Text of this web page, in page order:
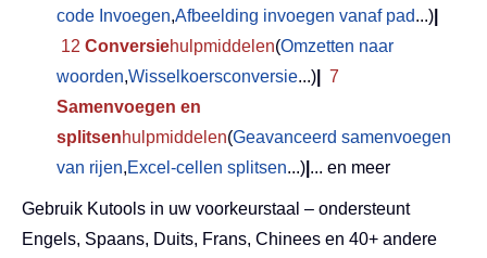
code Invoegen,Afbeelding invoegen vanaf pad...)
12 Conversiehulpmiddelen(Omzetten naar
woorden,Wisselkoersconversie...)
7
Samenvoegen en
splitsenhulpmiddelen(Geavanceerd samenvoegen
van rijen,Excel-cellen splitsen...) ... en meer
Gebruik Kutools in uw voorkeurstaal – ondersteunt
Engels, Spaans, Duits, Frans, Chinees en 40+ andere